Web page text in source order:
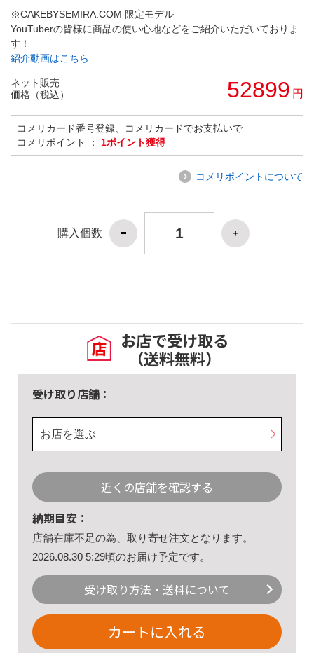
※CAKEBYSEMIRA.COM 限定モデル
YouTuberの皆様に商品の使い心地などをご紹介いただいておりま
す！
紹介動画はこちら
ネット販売
価格（税込）
52899 円
コメリカード番号登録、コメリカードでお支払いで
コメリポイント ： 1ポイント獲得
コメリポイントについて
購入個数
お店で受け取る
（送料無料）
受け取り店舗：
お店を選ぶ
近くの店舗を確認する
納期目安：
店舗在庫不足の為、取り寄せ注文となります。
2026.08.30 5:29頃のお届け予定です。
受け取り方法・送料について
カートに入れる